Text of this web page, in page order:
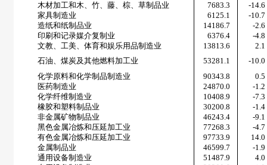
木材加工和木、竹、藤、棕、草制品业
7683.3
-14.6
家具制造业
6125.1
-10.7
造纸和纸制品业
14186.7
-2.6
印刷和记录媒介复制业
6376.4
-4.8
文教、工美、体育和娱乐用品制造业
13813.6
2.1
石油、煤炭及其他燃料加工业
53281.1
-10.0
化学原料和化学制品制造业
90343.8
0.5
医药制造业
24870.0
-1.2
化学纤维制造业
10408.9
-7.3
橡胶和塑料制品业
30200.8
-1.4
非金属矿物制品业
46243.4
-9.1
黑色金属冶炼和压延加工业
77268.3
-4.7
有色金属冶炼和压延加工业
97733.9
14.0
金属制品业
46599.7
-1.9
通用设备制造业
51487.9
4.0